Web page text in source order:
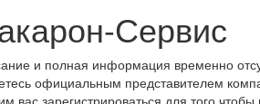
Сервис
и полная информация временно
официальным представителем
вас зарегистрироваться для того